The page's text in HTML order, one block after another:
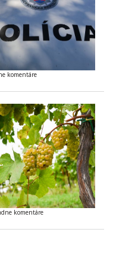
komentáre
komentáre